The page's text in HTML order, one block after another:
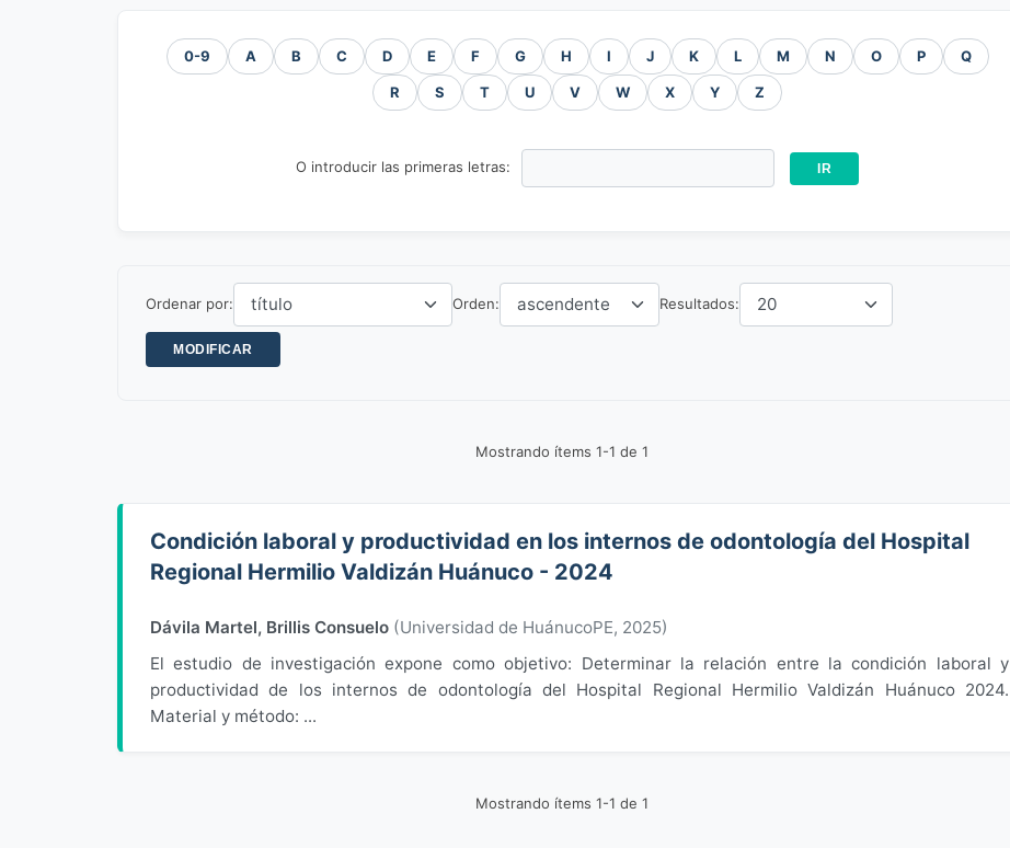
0-9 A B C D E F G H I J K L M N O P Q
R S T U V W X Y Z
O introducir las primeras letras:
Ordenar por: Orden: Resultados:
Mostrando ítems 1-1 de 1
Condición laboral y productividad en los internos de odontología del Hospital
Regional Hermilio Valdizán Huánuco - 2024
Dávila Martel, Brillis Consuelo (Universidad de HuánucoPE, 2025)
El estudio de investigación expone como objetivo: Determinar la relación entre la condición laboral y
productividad de los internos de odontología del Hospital Regional Hermilio Valdizán Huánuco 2024.
Material y método: ...
Mostrando ítems 1-1 de 1